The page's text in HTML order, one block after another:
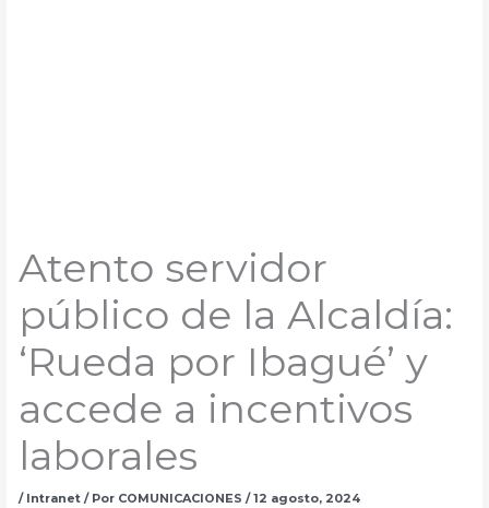
Atento servidor
público de la Alcaldía:
‘Rueda por Ibagué’ y
accede a incentivos
laborales
/ Intranet/ Por COMUNICACIONES /12 agosto, 2024